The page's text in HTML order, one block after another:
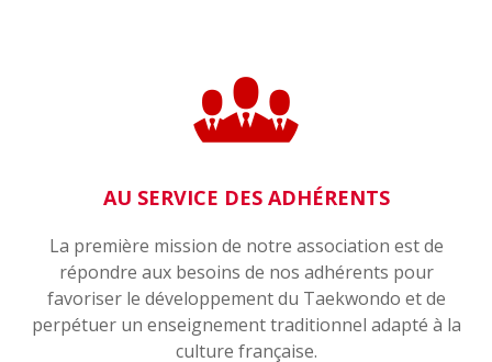
AU SERVICE DES ADHÉRENTS
La première mission de notre association est de
répondre aux besoins de nos adhérents pour
favoriser le développement du Taekwondo et de
perpétuer un enseignement traditionnel adapté à la
culture française.